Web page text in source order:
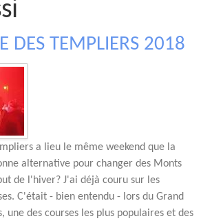
DES TEMPLIERS 2018
a lieu le même weekend que la
alternative pour changer des Monts
de l'hiver? J'ai déjà couru sur les
C'était - bien entendu - lors du Grand
une des courses les plus populaires et des